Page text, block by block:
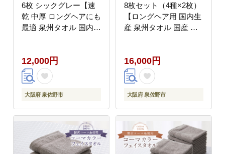
6枚 シックグレー【速
乾 中厚 ロングヘアにも
最適 泉州タオル 国内製
ファミリー】
099H3813
12,000円
大阪府 泉佐野市
8枚セット（4種×2枚）
【ロングヘア用 国内生
産 泉州タオル 国産 吸
ー】 015B522
16,000円
大阪府 泉佐野市